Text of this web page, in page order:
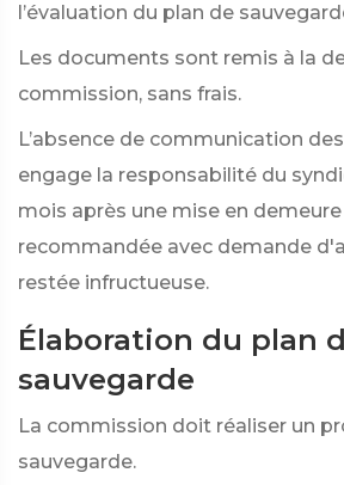
l’évaluation du plan de
Les documents sont remis à la
commission, sans frais.
L’absence de communication
engage la responsabilité du
mois après une mise en
recommandée avec demande
restée infructueuse.
Élaboration du plan
sauvegarde
La commission doit réaliser un
sauvegarde.